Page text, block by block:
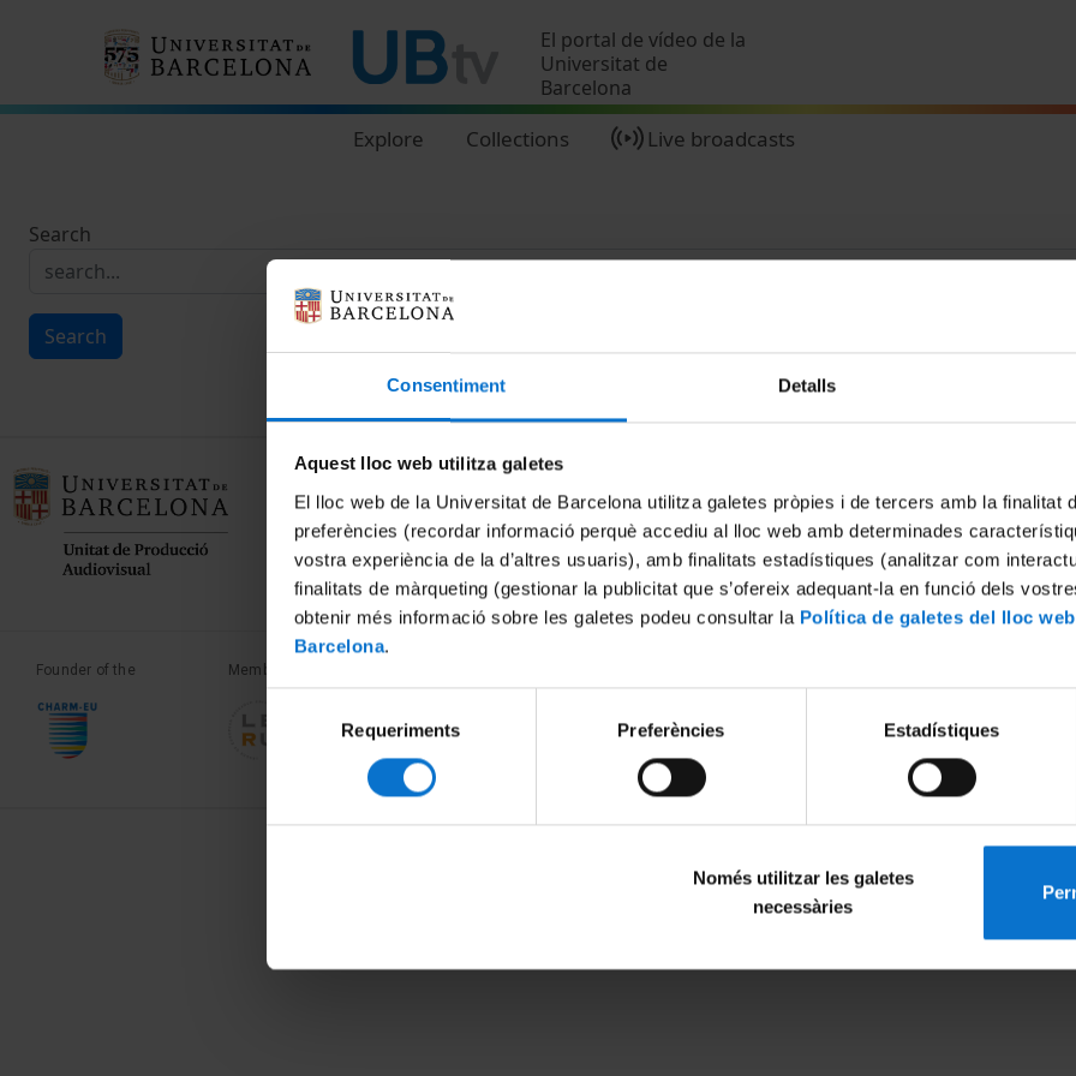
Consentiment Detalls
Aquest lloc web utilitza galetes
El lloc web de la Universitat de Barcelona utilitza galetes pròpies i de tercers amb la finalitat
preferències (recordar informació perquè accediu al lloc web amb determinades
vostra experiència de la d’altres usuaris), amb finalitats estadístiques (analitzar com
finalitats de màrqueting (gestionar la publicitat que s’ofereix adequant-la en funció dels
obtenir més informació sobre les galetes podeu consultar la Política de galetes del lloc
Barcelona.
consentiment
Requeriments Preferències Estadístiques
Només utilitzar les galetes
necessàries
El portal de vídeo de la
Universitat de
Barcelona
Explore Collections Live broadcasts
Search
Search
Cookies
Terms and
Founder of the Member of the